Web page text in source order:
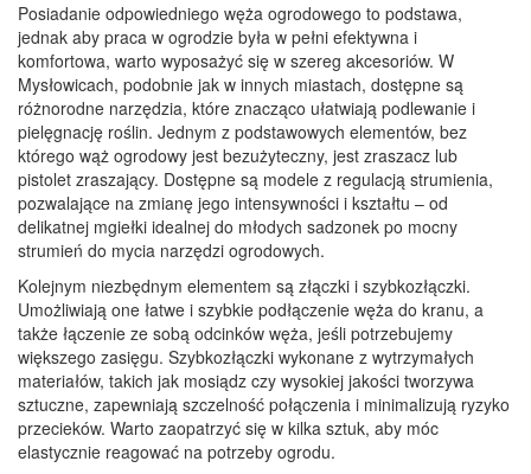
Posiadanie odpowiedniego węża ogrodowego to podstawa,
jednak aby praca w ogrodzie była w pełni efektywna i
komfortowa, warto wyposażyć się w szereg akcesoriów. W
Mysłowicach, podobnie jak w innych miastach, dostępne są
różnorodne narzędzia, które znacząco ułatwiają podlewanie i
pielęgnację roślin. Jednym z podstawowych elementów, bez
którego wąż ogrodowy jest bezużyteczny, jest zraszacz lub
pistolet zraszający. Dostępne są modele z regulacją strumienia,
pozwalające na zmianę jego intensywności i kształtu – od
delikatnej mgiełki idealnej do młodych sadzonek po mocny
strumień do mycia narzędzi ogrodowych.
Kolejnym niezbędnym elementem są złączki i szybkozłączki.
Umożliwiają one łatwe i szybkie podłączenie węża do kranu, a
także łączenie ze sobą odcinków węża, jeśli potrzebujemy
większego zasięgu. Szybkozłączki wykonane z wytrzymałych
materiałów, takich jak mosiądz czy wysokiej jakości tworzywa
sztuczne, zapewniają szczelność połączenia i minimalizują ryzyko
przecieków. Warto zaopatrzyć się w kilka sztuk, aby móc
elastycznie reagować na potrzeby ogrodu.